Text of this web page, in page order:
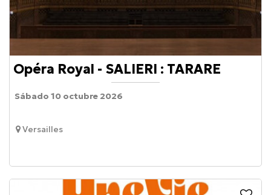
Opéra Royal - SALIERI : TARARE
Versailles
Sábado 10 octubre 2026